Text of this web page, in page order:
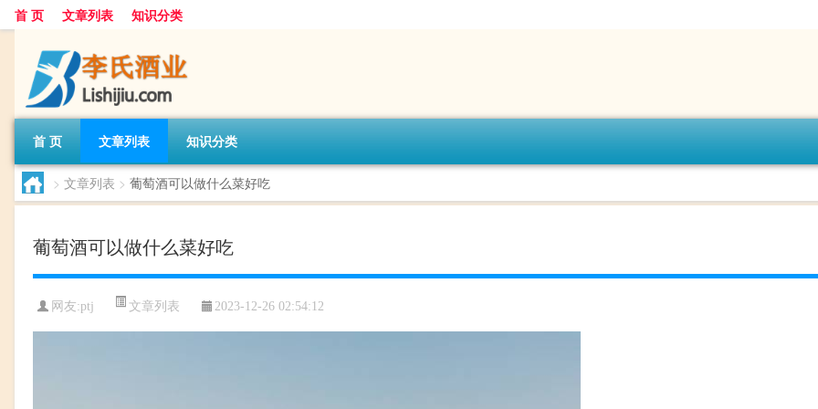
首 页 文章列表 知识分类
首 页 文章列表 知识分类
> 文章列表 > 葡萄酒可以做什么菜好吃
葡萄酒可以做什么菜好吃
网友:ptj 文章列表 2023-12-26 02:54:12